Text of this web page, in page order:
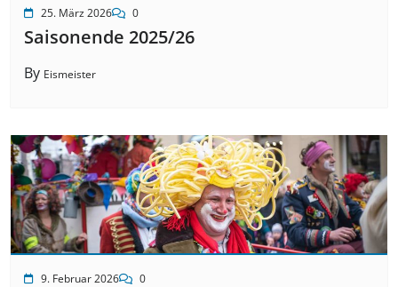
25. März 2026 0
Saisonende 2025/26
By Eismeister
9. Februar 2026 0